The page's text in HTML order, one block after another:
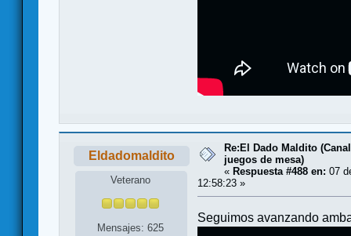
Eldadomaldito
Veterano
Mensajes: 625
Re:El Dado Maldito
juegos de mesa)
« Respuesta #488 en: 07
12:58:23 »
Seguimos avanzando